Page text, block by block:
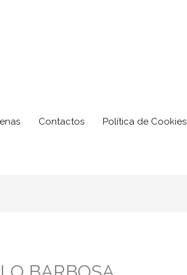
Contactos Política de Cookies